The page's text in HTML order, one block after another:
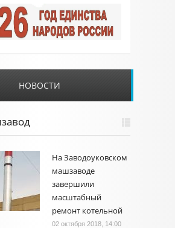
НОВОСТИ
На Заводоуковском
машзаводе
завершили
масштабный
ремонт котельной
02 октября 2018, 14:00